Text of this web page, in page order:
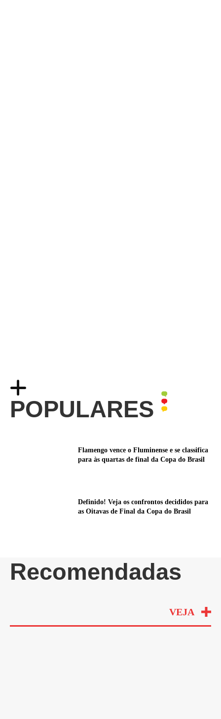
POPULARES
Flamengo vence o Fluminense e se classifica
para às quartas de final da Copa do Brasil
Definido! Veja os confrontos decididos para
as Oitavas de Final da Copa do Brasil
Recomendadas
VEJA